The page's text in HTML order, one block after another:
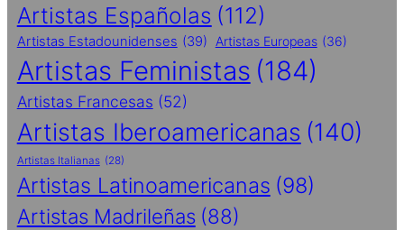
Artistas Españolas (112)
Artistas Estadounidenses (39) Artistas Europeas (36)
Artistas Feministas (184)
Artistas Francesas (52)
Artistas Iberoamericanas (140)
Artistas Italianas (28)
Artistas Latinoamericanas (98)
Artistas Madrileñas (88)